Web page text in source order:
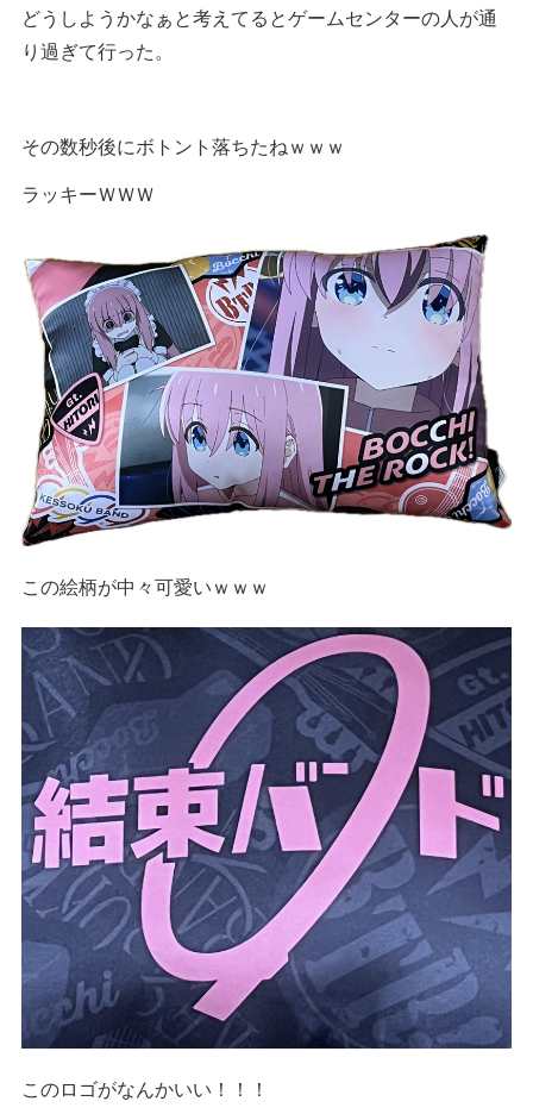
どうしようかなぁと考えてるとゲームセンターの人が通
り過ぎて行った。
その数秒後にボトント落ちたねｗｗｗ
ラッキーＷＷＷ
この絵柄が中々可愛いｗｗｗ
このロゴがなんかいい！！！